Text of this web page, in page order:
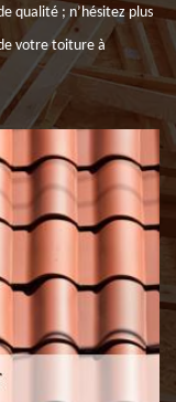
qualité ; n’hésitez plus
votre toiture à